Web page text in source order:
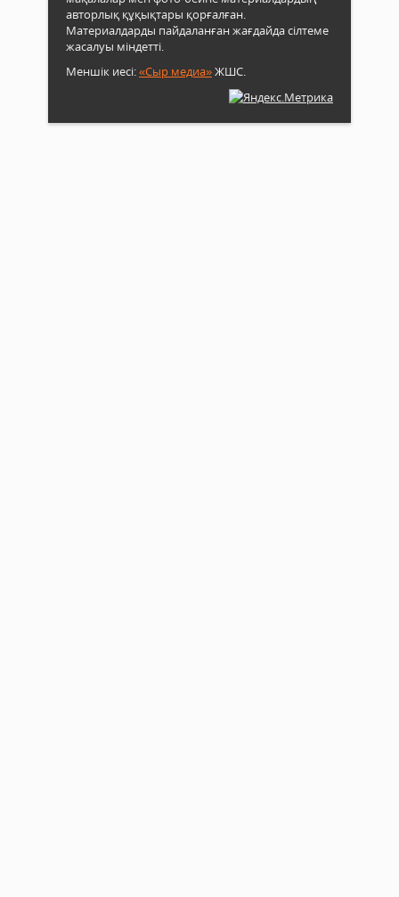
авторлық құқықтары қорғалған.
Материалдарды пайдаланған жағдайда сілтеме
жасалуы міндетті.
Меншік иесі:«Сыр медиа»ЖШС.